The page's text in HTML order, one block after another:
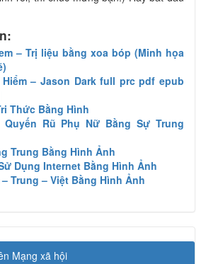
– Trị liệu bằng xoa bóp (Minh họa
– Jason Dark full prc pdf epub
Thức Bằng Hình
Quyến Rũ Phụ Nữ Bằng Sự Trung
Trung Bằng Hình Ảnh
Dụng Internet Bằng Hình Ảnh
Trung – Việt Bằng Hình Ảnh
Mạng xã hội